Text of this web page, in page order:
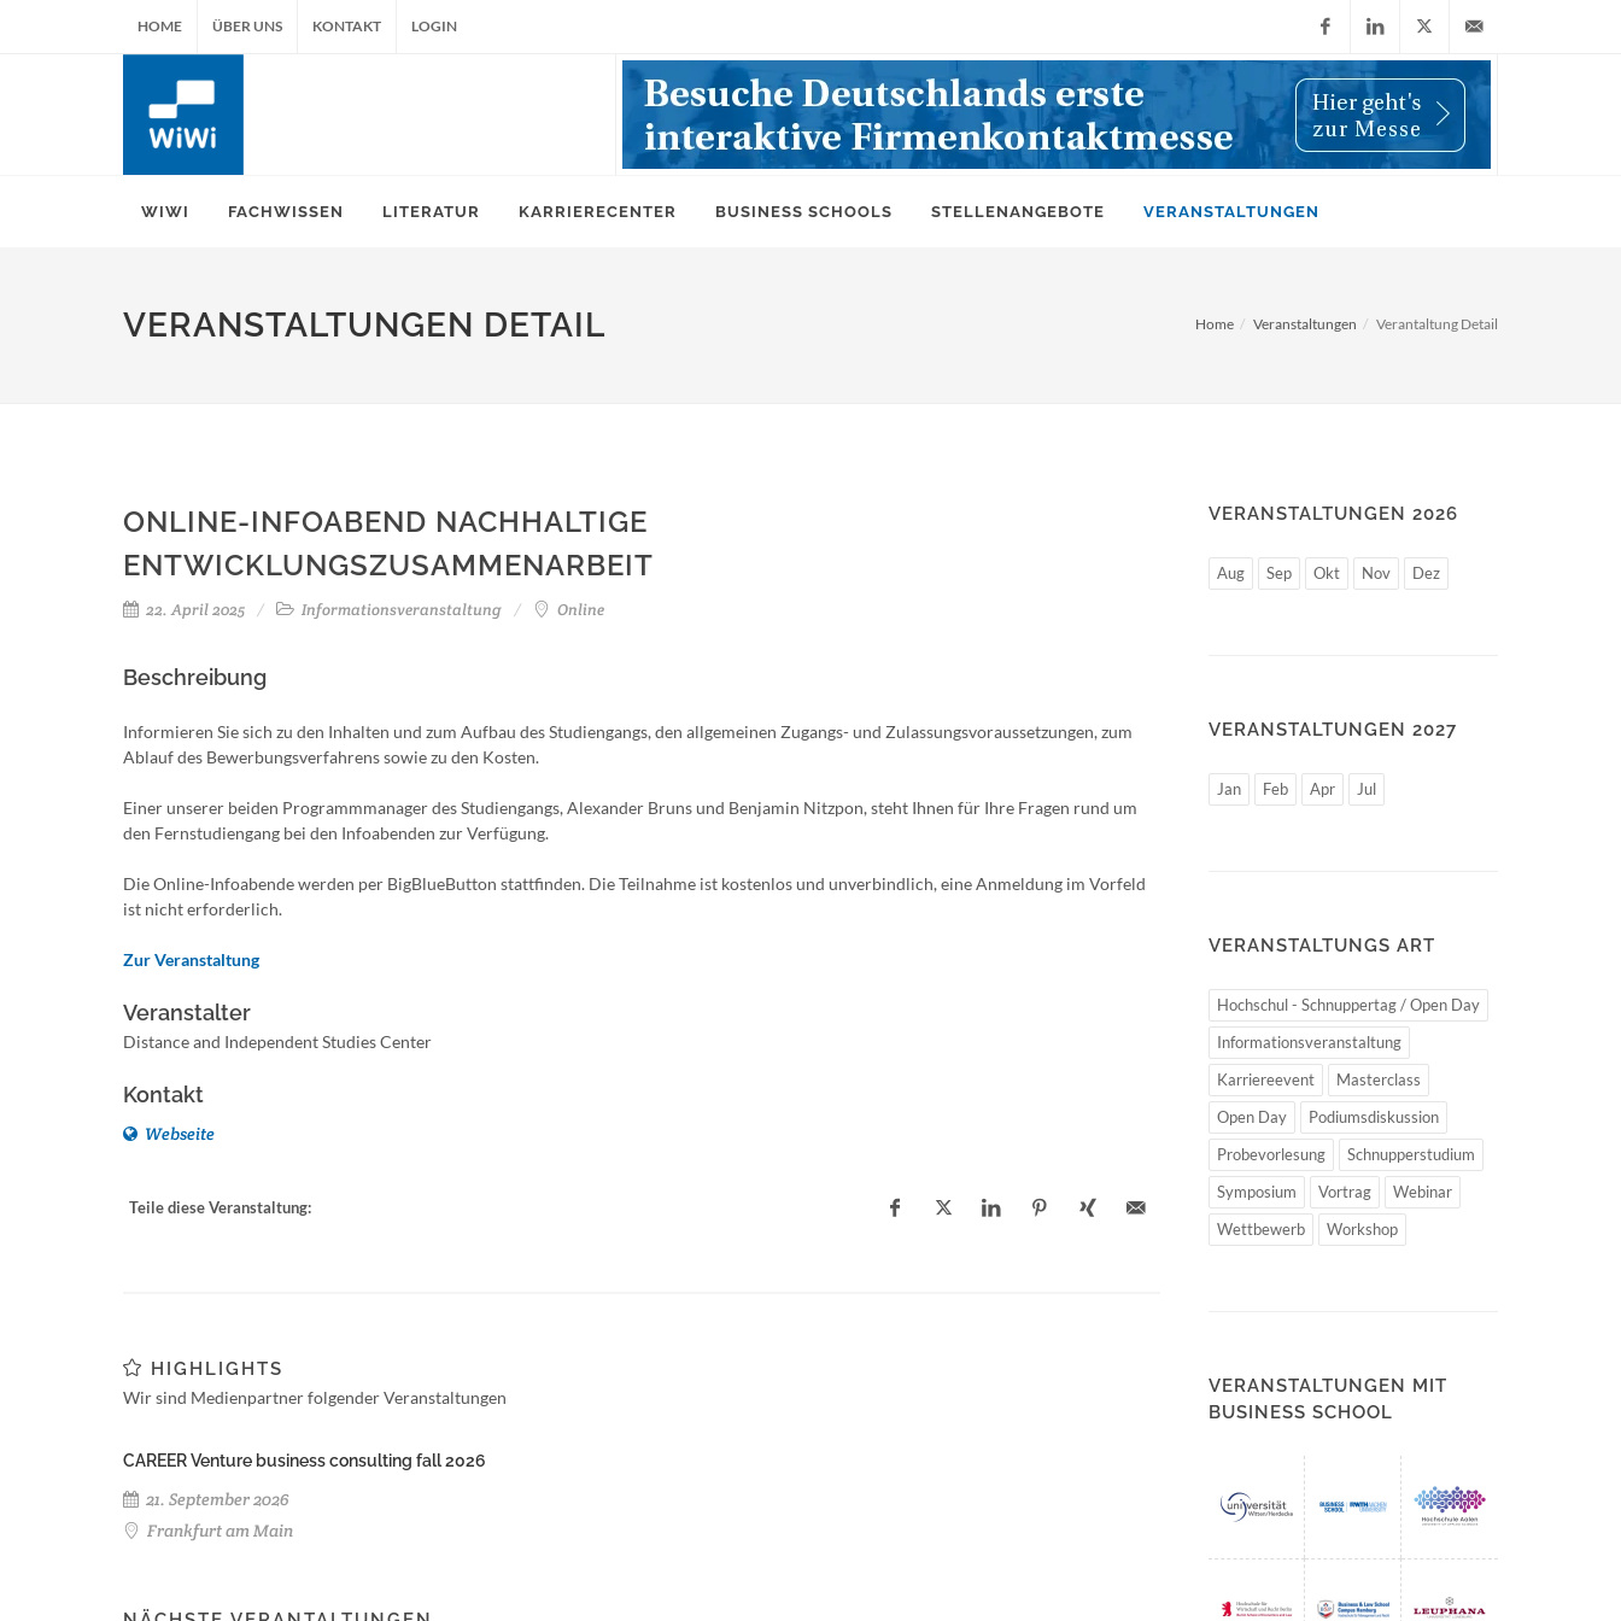
HOME ÜBER UNS KONTAKT LOGIN
FacebookLinkedIn
X
(Twitter)
info@wiwi-
WIWI FACHWISSEN LITERATUR KARRIERECENTER BUSINESS SCHOOLS STELLENANGEBOTE VERANSTALTUNGEN
VERANSTALTUNGEN DETAIL Home Veranstaltungen Verantaltung Detail
ONLINE-INFOABEND NACHHALTIGE
ENTWICKLUNGSZUSAMMENARBEIT
22. April 2025 Informationsveranstaltung Online
Beschreibung
Informieren Sie sich zu den Inhalten und zum Aufbau des Studiengangs, den allgemeinen Zugangs- und Zulassungsvoraussetzungen, zum
Ablauf des Bewerbungsverfahrens sowie zu den Kosten.
Einer unserer beiden Programmmanager des Studiengangs, Alexander Bruns und Benjamin Nitzpon, steht Ihnen für Ihre Fragen rund um
den Fernstudiengang bei den Infoabenden zur Verfügung.
Die Online-Infoabende werden per BigBlueButton stattfinden. Die Teilnahme ist kostenlos und unverbindlich, eine Anmeldung im Vorfeld
ist nicht erforderlich.
Zur Veranstaltung
Veranstalter
Distance and Independent Studies Center
Kontakt
Webseite
Teile diese Veranstaltung:
HIGHLIGHTS
Wir sind Medienpartner folgender Veranstaltungen
CAREER Venture business consulting fall 2026
21. September 2026
Frankfurt am Main
VERANSTALTUNGEN 2026
Aug Sep Okt Nov Dez
VERANSTALTUNGEN 2027
Jan Feb Apr Jul
VERANSTALTUNGS ART
Hochschul - Schnuppertag / Open Day
Informationsveranstaltung
Karriereevent
Masterclass
Open Day
Podiumsdiskussion
Probevorlesung
Schnupperstudium
Symposium
Vortrag
Webinar
Wettbewerb
Workshop
VERANSTALTUNGEN MIT
BUSINESS SCHOOL